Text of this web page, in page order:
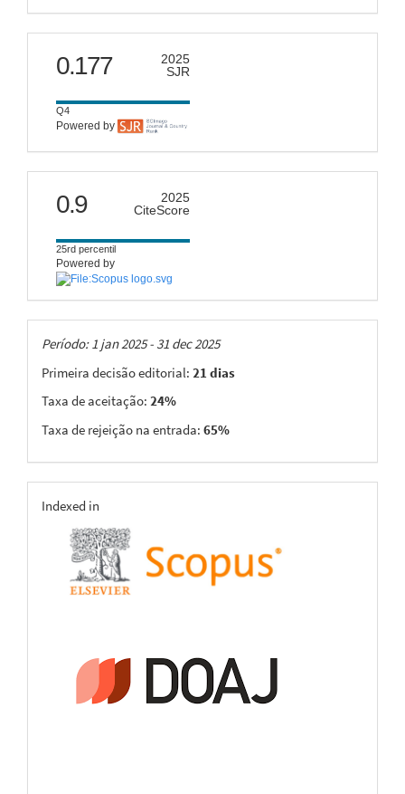
scimago
0.177
2025
SJR
Q4
Powered by
citescore
0.9
2025
CiteScore
25rd percentil
Powered by
Taxas
Período: 1 jan 2025 - 31 dec 2025
Primeira decisão editorial: 21 dias
Taxa de aceitação: 24%
Taxa de rejeição na entrada: 65%
indexing
Indexed in